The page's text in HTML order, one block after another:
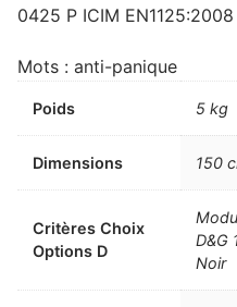
0425 P ICIM
Mots : anti-panique
Poids 5 kg
Dimensions 150
Critères Choix
Options D
D&G
Noir